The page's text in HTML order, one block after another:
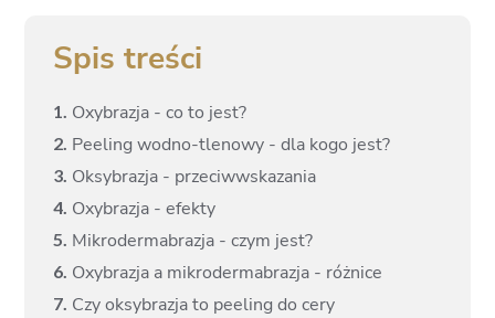
Spis treści
1. Oxybrazja - co to jest?
2. Peeling wodno-tlenowy - dla kogo jest?
3. Oksybrazja - przeciwwskazania
4. Oxybrazja - efekty
5. Mikrodermabrazja - czym jest?
6. Oxybrazja a mikrodermabrazja - różnice
7. Czy oksybrazja to peeling do cery